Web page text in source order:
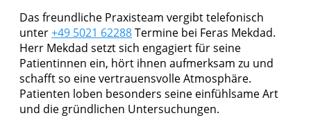
Das freundliche Praxisteam vergibt telefonisch
unter+49 5021 62288Termine bei Feras Mekdad.
Herr Mekdad setzt sich engagiert für seine
Patientinnen ein, hört ihnen aufmerksam zu und
schafft so eine vertrauensvolle Atmosphäre.
Patienten loben besonders seine einfühlsame Art
und die gründlichen Untersuchungen.